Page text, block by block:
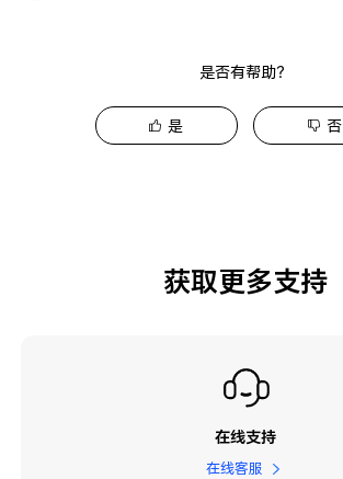
是否有帮助？
是 否
获取更多支持
在线支持
在线客服